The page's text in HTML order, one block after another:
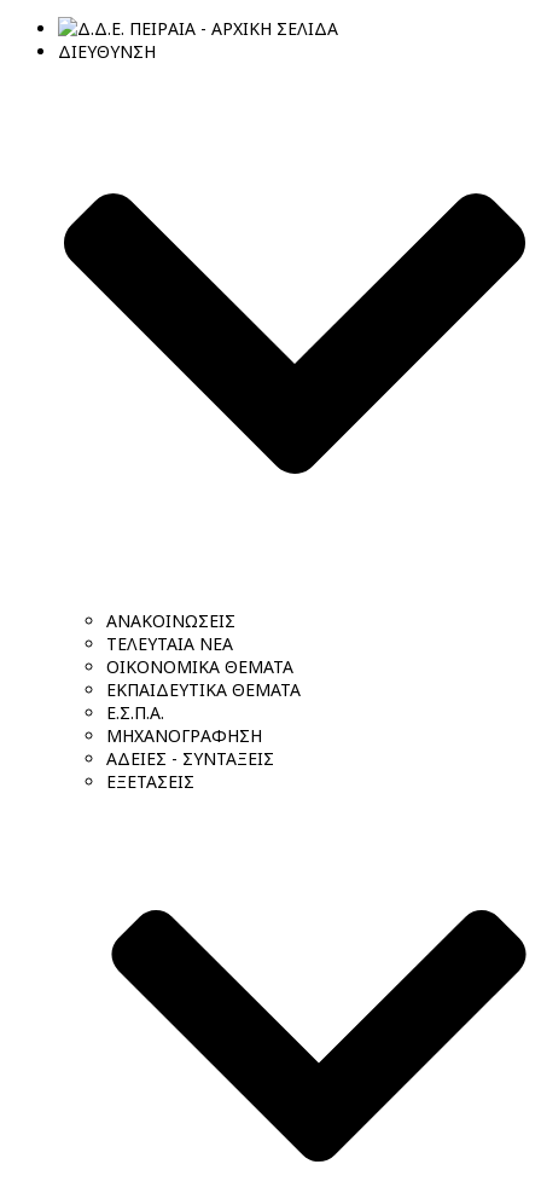
ΔΙΕΥΘΥΝΣΗ
ΑΝΑΚΟΙΝΩΣΕΙΣ
ΤΕΛΕΥΤΑΙΑ ΝΕΑ
ΟΙΚΟΝΟΜΙΚΑ ΘΕΜΑΤΑ
ΕΚΠΑΙΔΕΥΤΙΚΑ ΘΕΜΑΤΑ
Ε.Σ.Π.Α.
ΜΗΧΑΝΟΓΡΑΦΗΣΗ
ΑΔΕΙΕΣ - ΣΥΝΤΑΞΕΙΣ
ΕΞΕΤΑΣΕΙΣ